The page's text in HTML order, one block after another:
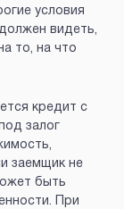
условия
видеть,
то, на что
кредит с
залог
заемщик не
быть
При